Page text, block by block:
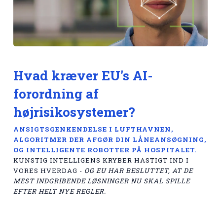
Hvad kræver EU's AI-
forordning af
højrisikosystemer?
ANSIGTSGENKENDELSE I LUFTHAVNEN,
ALGORITMER DER AFGØR DIN LÅNEANSØGNING,
OG INTELLIGENTE ROBOTTER PÅ HOSPITALET.
KUNSTIG INTELLIGENS KRYBER HASTIGT IND I
VORES HVERDAG - OG EU HAR BESLUTTET, AT DE
MEST INDGRIBENDE LØSNINGER NU SKAL SPILLE
EFTER HELT NYE REGLER.